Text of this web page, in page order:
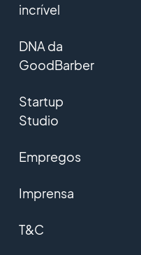
incrível
DNA da
GoodBarber
Startup
Studio
Empregos
Imprensa
T&C